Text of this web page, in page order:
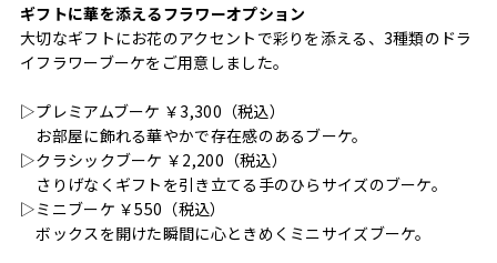
ギフトに華を添えるフラワーオプション
大切なギフトにお花のアクセントで彩りを添える、3種類のドラ
イフラワーブーケをご用意しました。
▷プレミアムブーケ ￥3,300（税込）
お部屋に飾れる華やかで存在感のあるブーケ。
▷クラシックブーケ ￥2,200（税込）
さりげなくギフトを引き立てる手のひらサイズのブーケ。
▷ミニブーケ ￥550（税込）
ボックスを開けた瞬間に心ときめくミニサイズブーケ。